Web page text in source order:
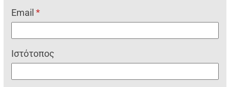
Email*
Ιστότοπος